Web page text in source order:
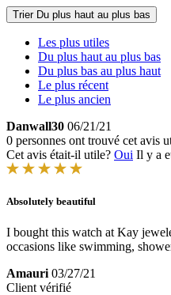
Trier Du plus haut au plus bas
Les plus utiles
Du plus haut au plus bas
Du plus bas au plus haut
Le plus récent
Le plus ancien
Danwall30 06/21/21
0 personnes ont trouvé cet avis
Cet avis était-il utile? Oui Il y a
Absolutely beautiful
I bought this watch at Kay
occasions like swimming,
Amauri 03/27/21
Client vérifié